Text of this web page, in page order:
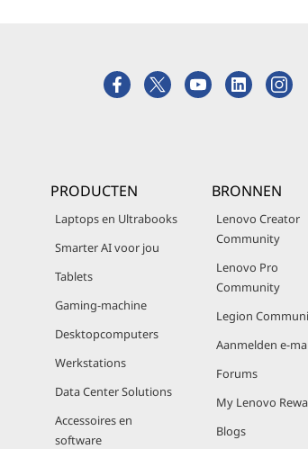
PRODUCTEN
Laptops en Ultrabooks
Smarter AI voor jou
Tablets
Gaming-machine
Desktopcomputers
Werkstations
Data Center Solutions
Accessoires en
software
BRONNEN
Lenovo Creator
Community
Lenovo Pro
Community
Legion
Aanmelden e-
Forums
My Lenovo
Blogs